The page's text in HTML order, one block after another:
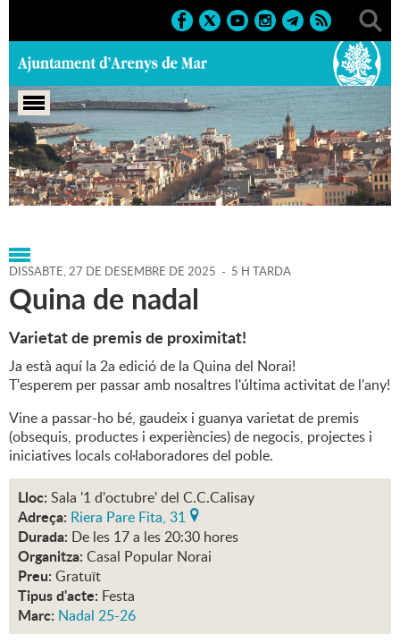
Portada > Agenda > 27-12-
2025 > Marcs > Culturals > 2025 > Nadal 25-26
DISSABTE,27 DE DESEMBRE DE 2025 - 5 H TARDA
Quina de nadal
Varietat de premis de proximitat!
Ja està aquí la 2a edició de la Quina del Norai!
T'esperem per passar amb nosaltres l'última activitat de l'any!
Vine a passar-ho bé, gaudeix i guanya varietat de premis
(obsequis, productes i experiències) de negocis, projectes i
iniciatives locals col·laboradores del poble.
Lloc: Sala '1 d'octubre' del C.C.Calisay
Adreça: Riera Pare Fita, 31
Durada: De les 17 a les 20:30 hores
Organitza: Casal Popular Norai
Preu: Gratuït
Tipus d'acte: Festa
Marc: Nadal 25-26